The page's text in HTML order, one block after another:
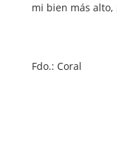
mi bien más alto,
Fdo.: Coral